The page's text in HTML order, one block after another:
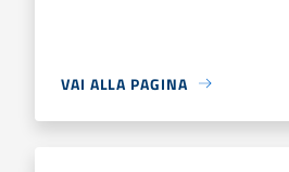
VAI ALLA PAGINA